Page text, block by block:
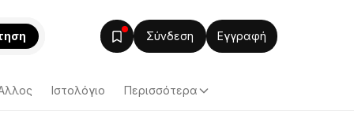
Σύνδεση Εγγραφή
Ιστολόγιο Περισσότερα